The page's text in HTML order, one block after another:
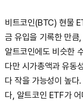
비트코인(BTC) 현물
금 유입을 기록한 만
알트코인에도 비슷한
다만 시가총액과 유동
다 작을 가능성이 높다.
다, 알트코인 ETF가